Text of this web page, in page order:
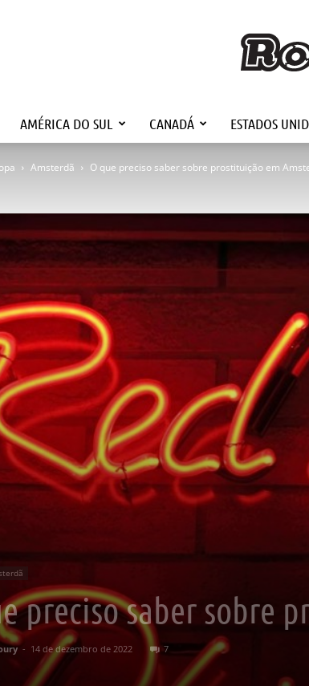
AMÉRICA DO SUL CANADÁ ESTADOS
Amsterdã O que preciso saber sobre prostituição em
preciso saber sobre
- 14 de dezembro de 2022 7